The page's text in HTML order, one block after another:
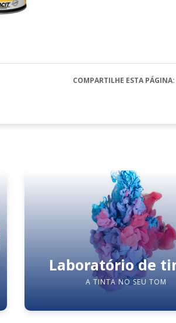
COMPARTILHE ESTA PÁGINA:
Laboratório de
A TINTA NO SEU TOM